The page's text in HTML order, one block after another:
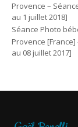
Provence –
au 1 juillet 2018]
Séance Photo
Provence
au 08 juillet 2017]